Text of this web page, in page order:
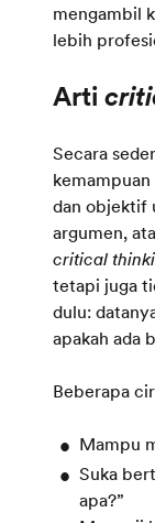
mengambil
lebih
Arti
Secara
dan objektif
argumen,
critical
tetapi juga
dulu:
apakah ada
Beberapa
Mampu
Suka
apa?”